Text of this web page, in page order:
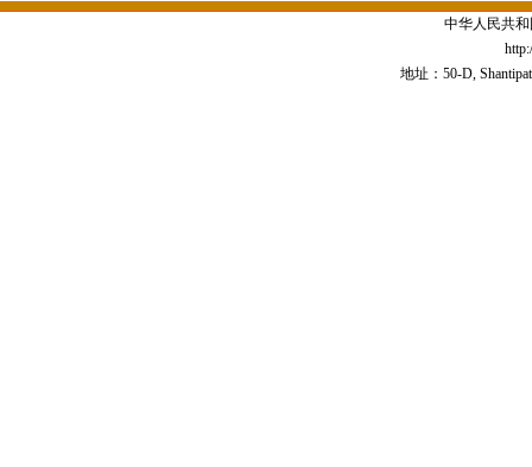
中华人民共
地址：50-D,